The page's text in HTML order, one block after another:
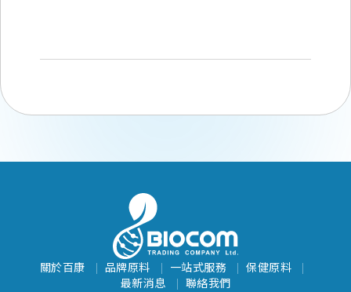
關於百康 品牌原料 一站式服務
保健原料
最新消息
聯絡我們